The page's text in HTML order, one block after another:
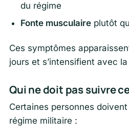
du régime
Fonte musculaire plutôt
Ces symptômes
jours et s’intensifient avec
Qui ne doit pas suivre
Certaines personnes
régime militaire :